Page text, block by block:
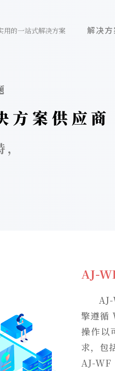
用的一站式解决方案 解决方
方案供应商
AJ-
擎遵循
操作以
求，包
AJ-WF